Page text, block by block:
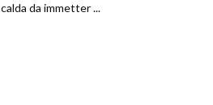
calda da immetter ...